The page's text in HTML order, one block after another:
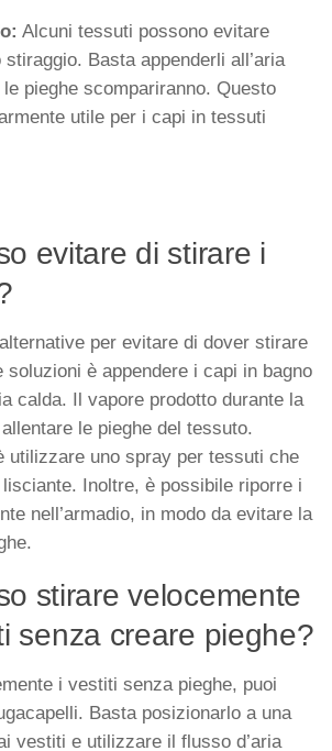
Alcuni tessuti possono evitare
Basta appenderli all’aria
pieghe scompariranno. Questo
utile per i capi in tessuti
evitare di stirare i
per evitare di dover stirare
soluzioni è appendere i capi in bagno
calda. Il vapore prodotto durante la
le pieghe del tessuto.
utilizzare uno spray per tessuti che
Inoltre, è possibile riporre i
nell’armadio, in modo da evitare la
stirare velocemente
senza creare pieghe?
i vestiti senza pieghe, puoi
Basta posizionarlo a una
vestiti e utilizzare il flusso d’aria